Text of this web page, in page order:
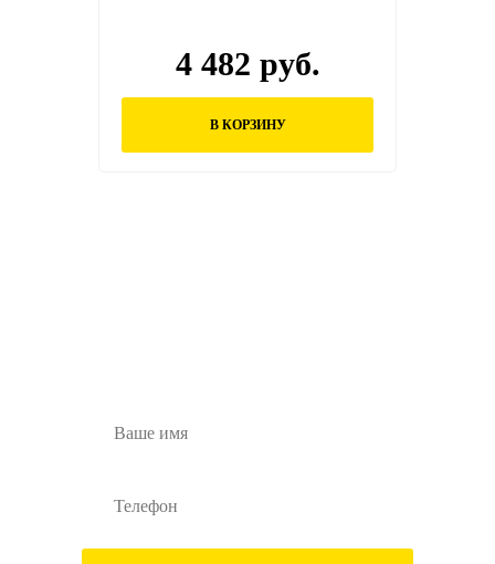
4 482 руб.
В КОРЗИНУ